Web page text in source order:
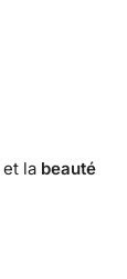
et la beauté